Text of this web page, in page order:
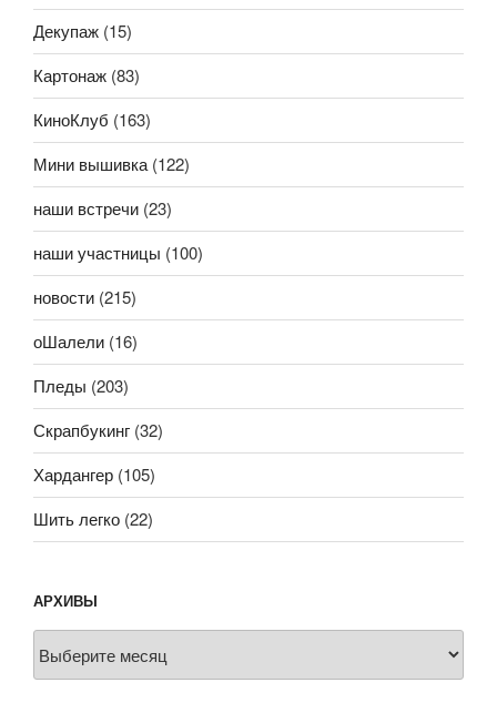
Декупаж (15)
Картонаж (83)
КиноКлуб (163)
Мини вышивка (122)
наши встречи (23)
наши участницы (100)
новости (215)
оШалели (16)
Пледы (203)
Скрапбукинг (32)
Хардангер (105)
Шить легко (22)
АРХИВЫ